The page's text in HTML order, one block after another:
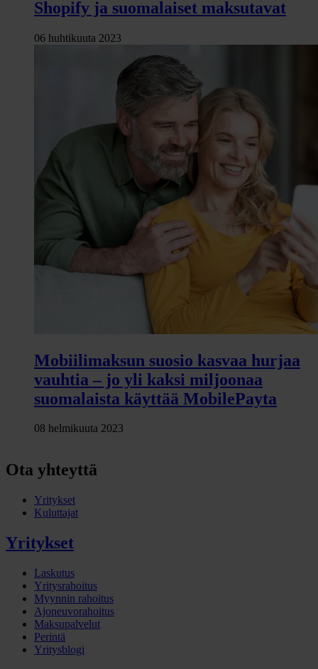
Shopify ja suomalaiset maksutavat
06 huhtikuuta 2023
Mobiilimaksun suosio kasvaa hurjaa
vauhtia – jo yli kaksi miljoonaa
suomalaista käyttää MobilePayta
08 helmikuuta 2023
Ota yhteyttä
Yritykset
Kuluttajat
Yritykset
Laskutus
Yritysrahoitus
Myynnin rahoitus
Ajoneuvorahoitus
Maksupalvelut
Perintä
Yritysblogi